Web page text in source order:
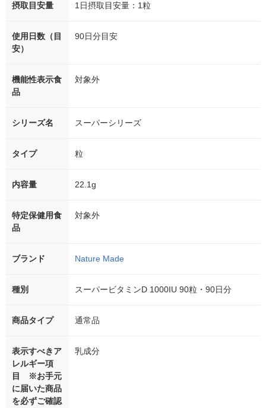
摂取目安量 1日摂取目安量：1粒
使用日数（目
安）
90日分目安
機能性表示食
品
対象外
シリーズ名 スーパーシリーズ
タイプ 粒
内容量 22.1g
特定保健用食
品
対象外
ブランド Nature Made
種別 スーパービタミンD 1000IU 90粒・90日分
商品タイプ 通常品
表示すべきア
レルギー項
目 ※お手元
に届いた商品
を必ずご確認
乳成分